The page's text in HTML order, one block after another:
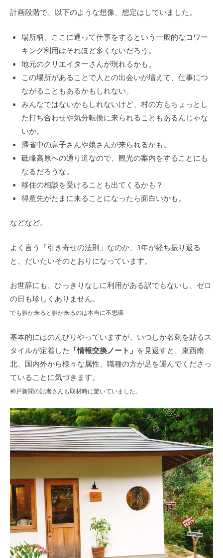
計画段階で、以下のような想像、想定はしていました。
場所柄、ここに通って仕事をするという一般的なコワー
キング利用はそれほど多くないだろう。
地元のクリエイターさんが現れるかも。
この場所があることで人との出会いが増えて、仕事につ
ながることもあるかもしれない。
みんなではないかもしれないけど、村の方もちょっとし
た打ち合わせや気分転換に来られることもあるんじゃな
いか。
帰省中の息子さんや娘さんが来られるかも。
砥峰高原への通り道なので、観光の案内をすることにも
なるだろうな。
移住の相談を受けることも出てくるかも？
得意先がたまに来ることになったら面白いかも。
などなど。
よく言う「引き寄せの法則」なのか、3年が経ち振り返る
と、だいたいそのとおりになっています。
お世辞にも、ひっきりなしに利用がある訳でもないし、ゼロ
の日も珍しくありません。
でも誰か来ると誰か来るのは本当に不思議
基本的にはのんびりやっていますが、いつしか名刺を貼るス
タイルが定着した 「情報交換ノート」 を見返すと、東西南
北、国内外から様々な属性、職種の方が足を運んでくださっ
ていることに気づきます。
神戸新聞の記者さんも取材時に驚いていました。